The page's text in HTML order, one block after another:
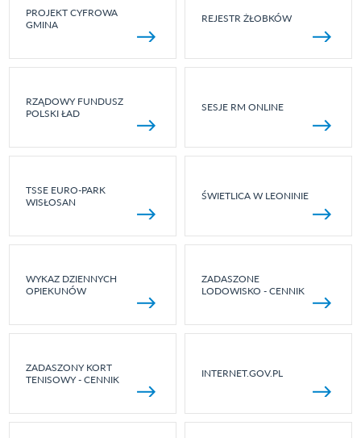
PROJEKT CYFROWA
GMINA
REJESTR ŻŁOBKÓW
RZĄDOWY FUNDUSZ
POLSKI ŁAD
SESJE RM ONLINE
TSSE EURO-PARK
WISŁOSAN
ŚWIETLICA W LEONINIE
WYKAZ DZIENNYCH
OPIEKUNÓW
ZADASZONE
LODOWISKO - CENNIK
ZADASZONY KORT
TENISOWY - CENNIK
INTERNET.GOV.PL